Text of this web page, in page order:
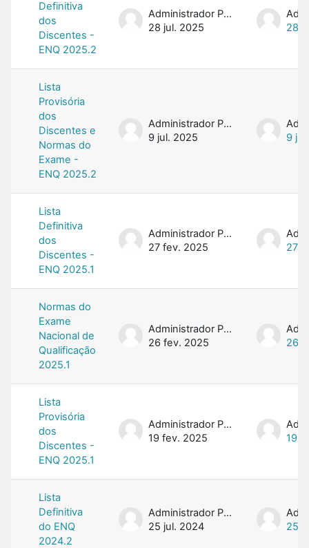
Definitiva
dos
Discentes -
ENQ 2025.2
Administrador PROFMAT
28 jul. 2025
28
Lista
Provisória
dos
Discentes e
Normas do
Exame -
ENQ 2025.2
Administrador PROFMAT
9 jul. 2025
9
Lista
Definitiva
dos
Discentes -
ENQ 2025.1
Administrador PROFMAT
27 fev. 2025
27
Normas do
Exame
Nacional de
Qualificação
2025.1
Administrador PROFMAT
26 fev. 2025
26
Lista
Provisória
dos
Discentes -
ENQ 2025.1
Administrador PROFMAT
19 fev. 2025
19
Lista
Definitiva
do ENQ
2024.2
Administrador PROFMAT
25 jul. 2024
25